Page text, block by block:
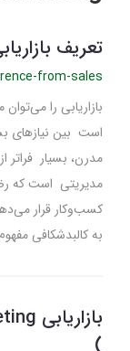
تعریف
from-sales
بازاریابی را
است بین نیازهای
مدرن، بسیار فراتر
مدیریتی است که
کسب‌وکار قرار
به کالبدشکافی مفهوم